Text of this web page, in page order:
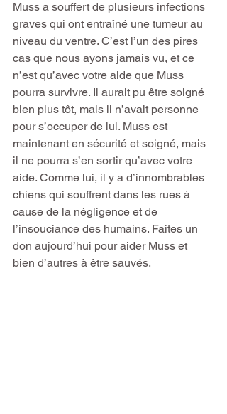
Muss a souffert de plusieurs infections
graves qui ont entraîné une tumeur au
niveau du ventre. C’est l’un des pires
cas que nous ayons jamais vu, et ce
n’est qu’avec votre aide que Muss
pourra survivre. Il aurait pu être soigné
bien plus tôt, mais il n’avait personne
pour s’occuper de lui. Muss est
maintenant en sécurité et soigné, mais
il ne pourra s’en sortir qu’avec votre
aide. Comme lui, il y a d’innombrables
chiens qui souffrent dans les rues à
cause de la négligence et de
l’insouciance des humains. Faites un
don aujourd’hui pour aider Muss et
bien d’autres à être sauvés.